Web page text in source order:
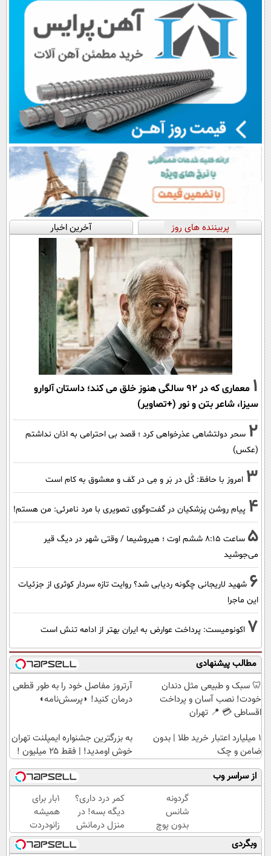
پربیننده های روز آخرین اخبار
1
معماری که در 92 سالگی هنوز خلق می کند؛ داستان آلوارو
سیزا، شاعر بتن و نور (+تصاویر)
2 سحر دولتشاهی عذرخواهی کرد ؛ قصد بی احترامی به اذان نداشتم
(عکس)
3 امروز با حافظ: گُل در بَر و مِی در کَف و معشوق به کام است
4 پیام روشن پزشکیان در گفت‌و‌گوی تصویری با مرد نامرئی: من هستم!
5
ساعت ۸:۱۵ ششم اوت ؛ هیروشیما / وقتی شهر در دیگ قیر
می‌جوشید
6 شهید لاریجانی چگونه ردیابی شد؟ روایت تازه سردار کوثری از جزئیات
این ماجرا
7 اکونومیست: پرداخت عوارض به ایران بهتر از ادامه تنش است
مطالب پیشنهادی
🦷 سبک و طبیعی مثل دندان
خودت! نصب آسان و پرداخت
اقساطی 💳 📍 تهران
آرتروز مفاصل خود را به طور قطعی
درمان کنید! ◗پرسش‌نامه◖
۱ میلیارد اعتبار خرید طلا | بدون
ضامن و چک
به بزرگترین جشنواره ایمپلنت تهران
خوش اومدید! | فقط ۲۵ میلیون !
از سراسر وب
گردونه
شانس
بدون پوچ
|
بچرخونش
کمر درد داری؟
دیگه بسه! در
منزل درمانش
کن
(◀پرسش‌نامه)
1بار برای
همیشه
زانودردت
رودرمان کن!
(تکنولوژی
وبگردی